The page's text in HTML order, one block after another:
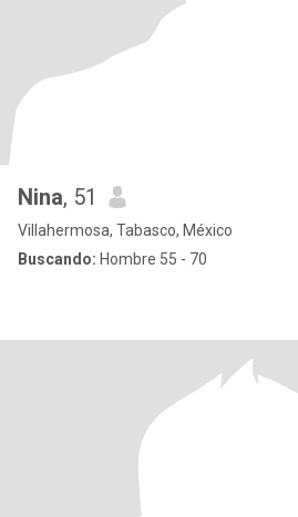
Nina, 51
Villahermosa, Tabasco, México
Buscando: Hombre 55 - 70